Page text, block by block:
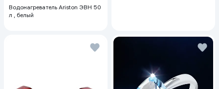
Водонагреватель Ariston ЭВН 50
л , белый